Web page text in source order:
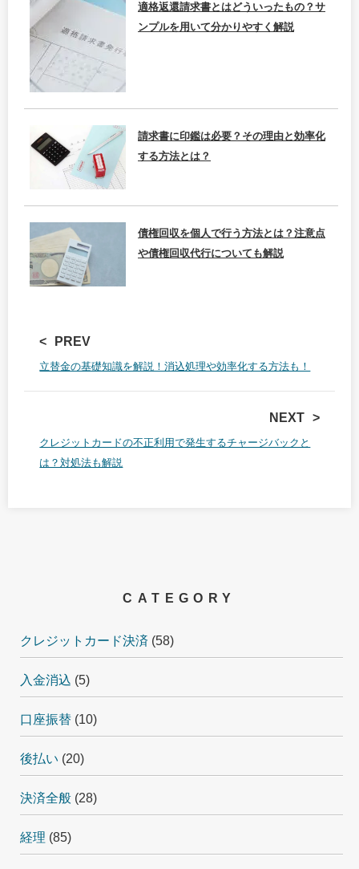
適格返還請求書とはどういったもの？サ
ンプルを用いて分かりやすく解説
請求書に印鑑は必要？その理由と効率化
する方法とは？
債権回収を個人で行う方法とは？注意点
や債権回収代行についても解説
PREV
立替金の基礎知識を解説！消込処理や効率化する方法も！
NEXT
クレジットカードの不正利用で発生するチャージバックと
は？対処法も解説
CATEGORY
クレジットカード決済 (58)
入金消込 (5)
口座振替 (10)
後払い (20)
決済全般 (28)
経理 (85)